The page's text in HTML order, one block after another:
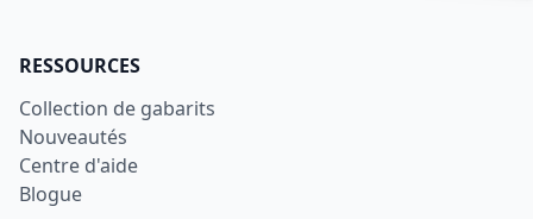
RESSOURCES
Collection de gabarits
Nouveautés
Centre d'aide
Blogue